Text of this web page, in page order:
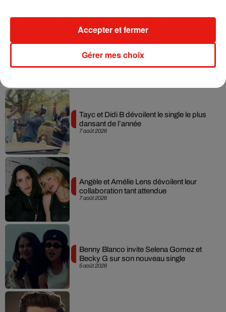
Sensation » avec Kylie Minogue
7 août 2026
Tayc et Didi B dévoilent le single le plus
dansant de l’année
7 août 2026
Angèle et Amélie Lens dévoilent leur
collaboration tant attendue
5 août 2026
Benny Blanco invite Selena Gomez et
Becky G sur son nouveau single
Gérer mes choix
Accepter et fermer